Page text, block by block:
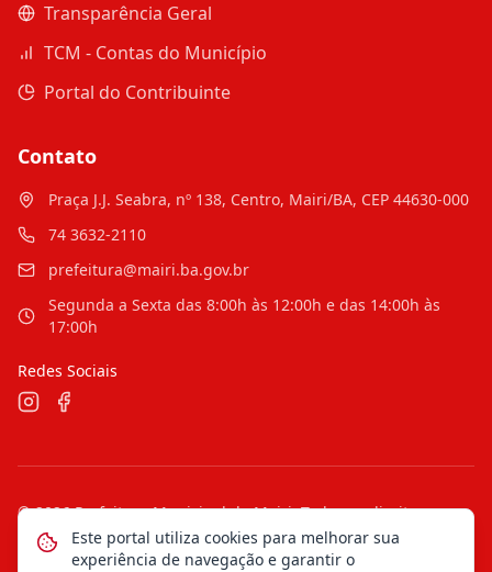
Transparência Geral
TCM - Contas do Município
Portal do Contribuinte
Contato
Praça J.J. Seabra, nº 138, Centro, Mairi/BA, CEP 44630-000
74 3632-2110
prefeitura@mairi.ba.gov.br
Segunda a Sexta das 8:00h às 12:00h e das 14:00h às
17:00h
Redes Sociais
©2026 Prefeitura Municipal de Mairi. Todos os direitos
reservados.Este portal utiliza cookies para melhorar sua
experiência de navegação e garantir o